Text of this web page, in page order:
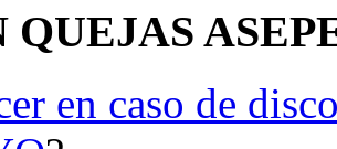
QUEJAS
en caso de